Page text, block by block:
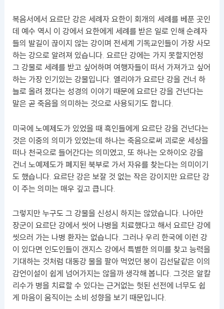
복음서에서 요르단 강은 세례자 요한이 회개의 세례를 베푼 곳인
데 예수 역시 이 강에서 요한에게 세례를 받은 일로 인해 순례자
들의 발길이 끊이지 않는 강이며 전세계 기독교인들이 가장 사모
하는 강으로 알려져 있습니다. 요르단 강에는 가지 못할지언정
그 강물로 세례를 받고 싶어하며 여행자들이 떠서 가져가고 싶어
하는 가장 인기있는 강물입니다. 엘리야가 요르단 강을 건너 하
늘로 올려 졌다는 성경의 이야기 때문에 요르단 강을 건넌다는
말은 곧 죽음을 의미하는 것으로 사용되기도 합니다.
미국에 노예제도가 있었을 때 흑인들에게 요르단 강을 건넌다는
것은 이중의 의미가 있었는데 하나는 죽음으로써 괴로운 세상을
떠나 천국으로 들어간다는 의미였고, 또 하나는 오하이오 강을
건너 노예제도가 폐지된 북부로 가서 자유를 찾는다는 의미이기
도 했습니다. 요르단 강은 보잘 것 없는 작은 강이지만 요르단 강
이 주는 의미는 매우 깊고 큽니다.
그렇지만 누구도 그 강물을 신성시 하지는 않았습니다. 나아만
장군이 요르단 강에서 씻어 나병을 치료했다고 해서 요르단 강에
씻으러 가는 나병 환자는 없습니다. 그러나 우리 한국에 이런 강
이 있다면 인도인들이 갠지스 강에서 특별한 의미를 찾고 능력을
기대하는 것처럼 대동강 물을 팔아 먹었던 봉이 김선달같은 이의
감언이설이 쉽게 넘어가지는 않을까 생각해 봅니다. 그것은 알칼
리수가 병을 치료할 수 있다는 근거없는 헛된 선전에 너무도 쉽
게 마음이 움직이는 소비 성향을 보기 때문입니다.